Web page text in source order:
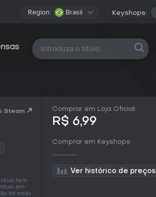
Region: Brasil Keyshops:
Todas as plataformas
Steam
título tem
título em
há nada
Comprar em Loja Oficial:
R$ 6,99
Comprar em Keyshops:
Ver histórico de preços